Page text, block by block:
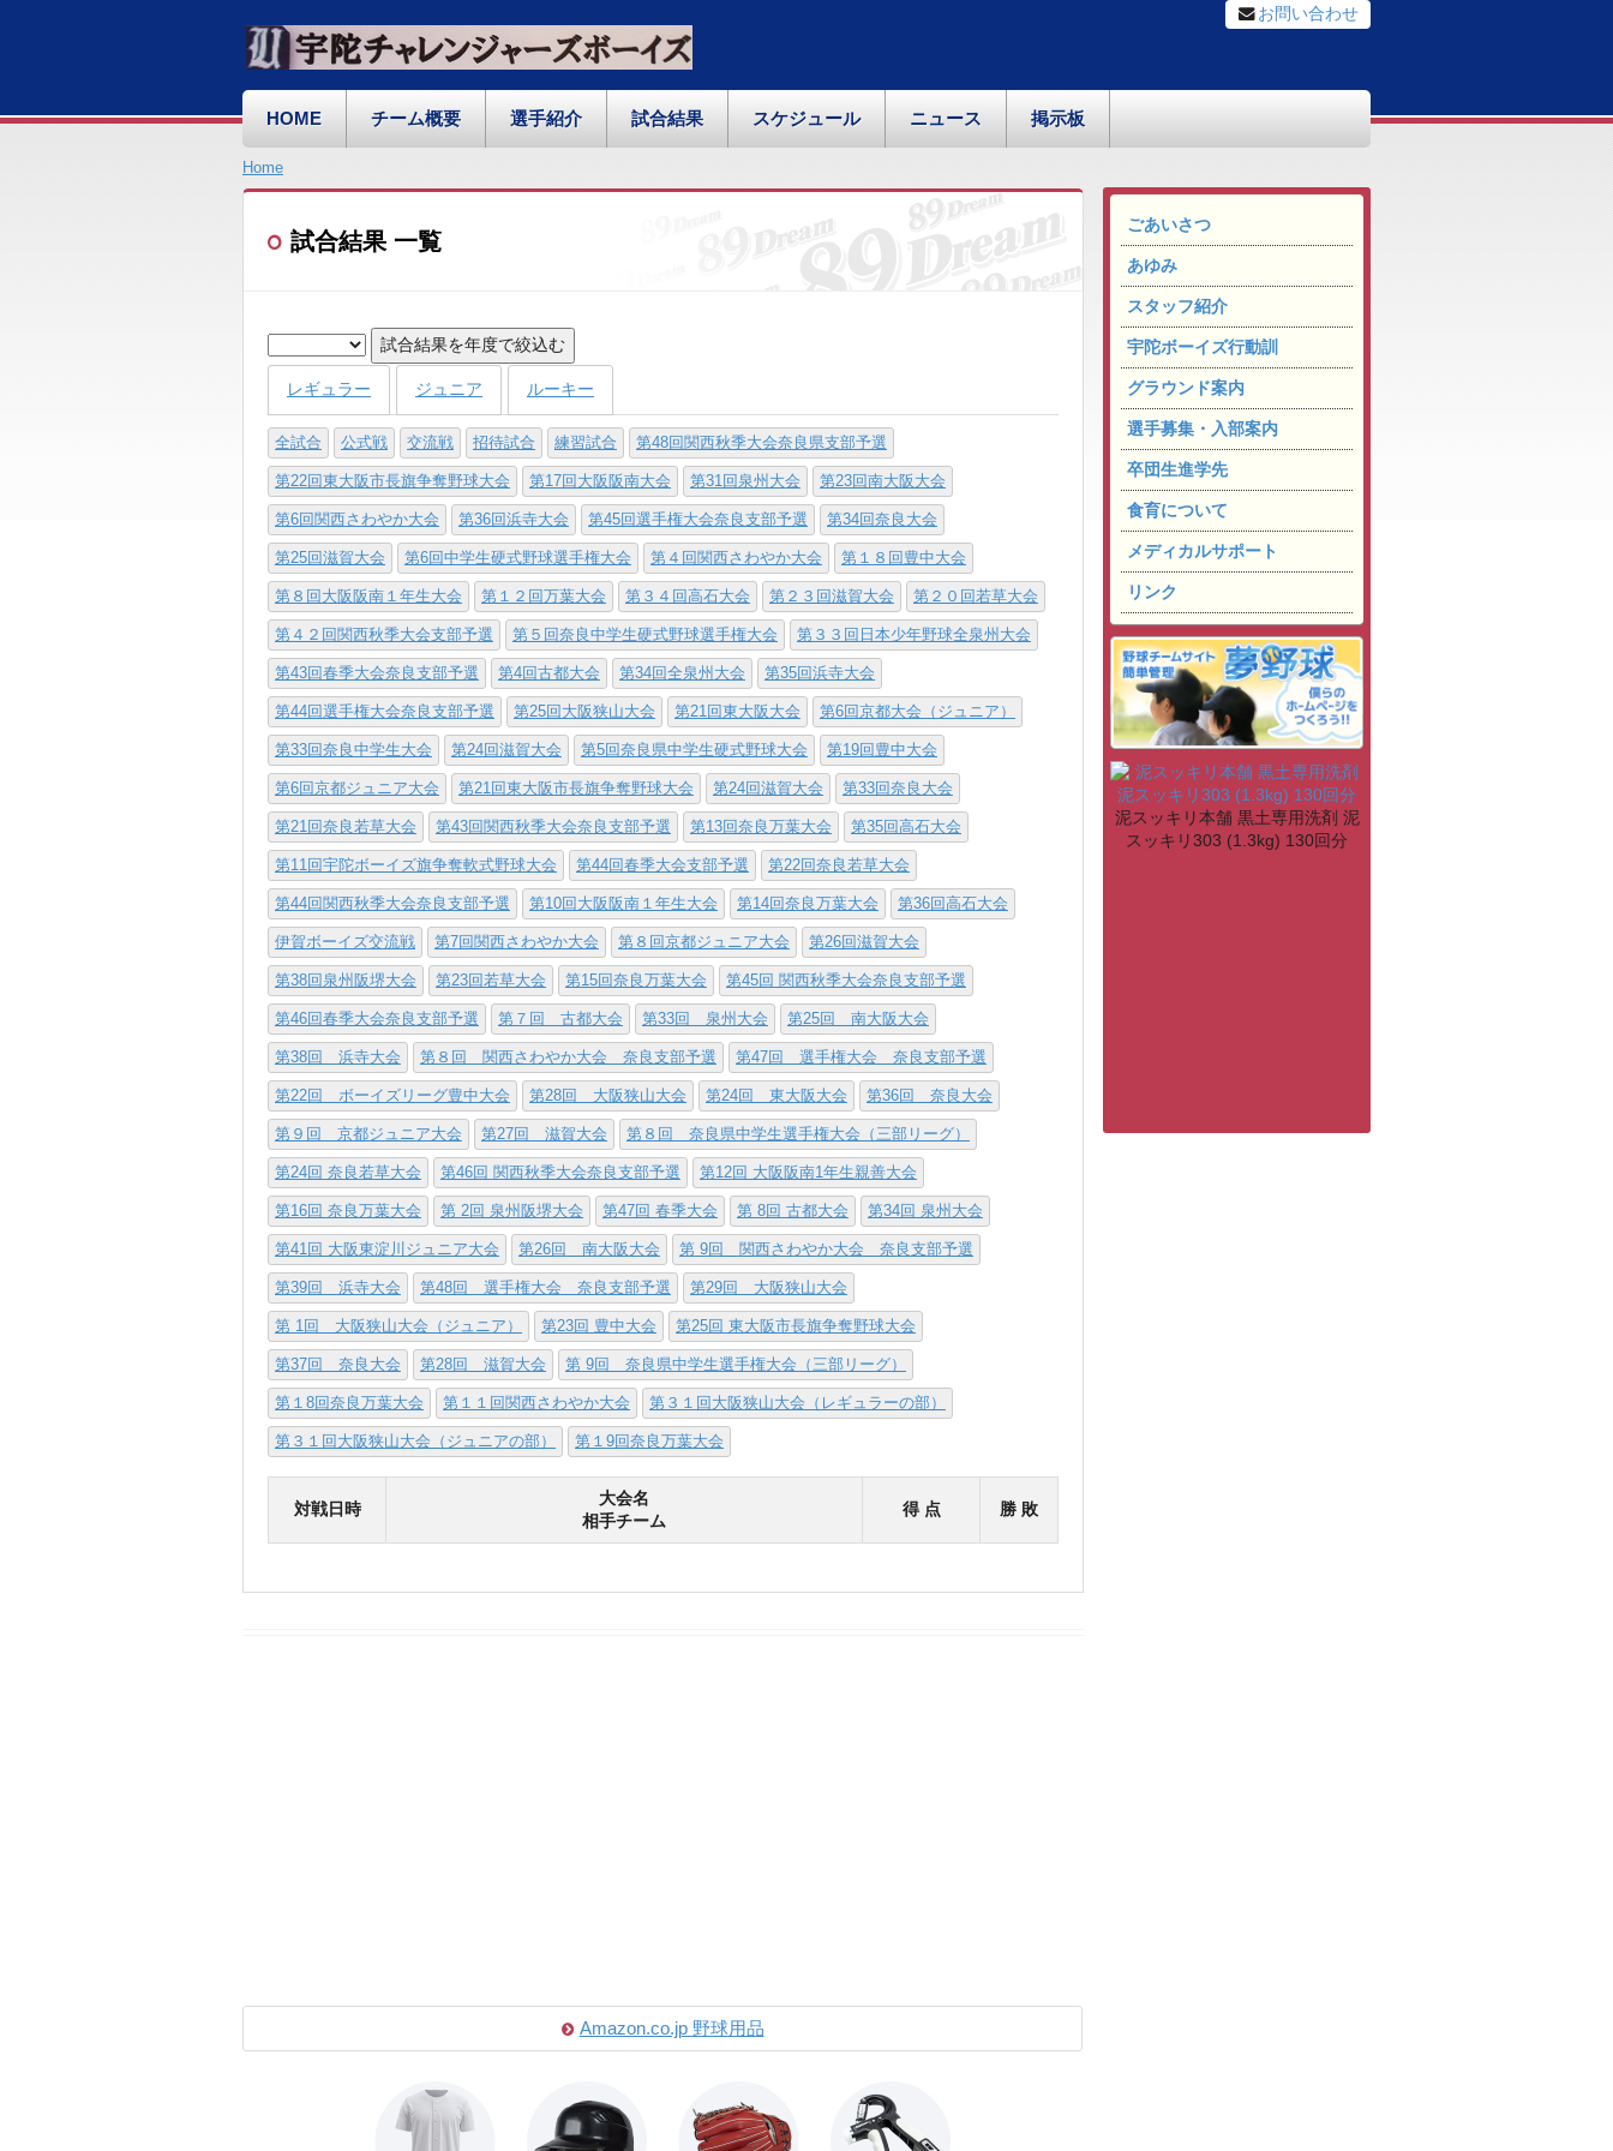
お問い合わせ
HOME チーム概要 選手紹介 試合結果 スケジュール ニュース 掲示板
ごあいさつ
あゆみ
スタッフ紹介
宇陀ボーイズ行動訓
グラウンド案内
選手募集・入部案内
卒団生進学先
食育について
メディカルサポート
リンク
泥スッキリ本舗 黒土専用洗剤 泥
スッキリ303 (1.3kg) 130回分
Home
試合結果 一覧
試合結果を年度で絞込む
レギュラー ジュニア ルーキー
全試合 公式戦 交流戦 招待試合 練習試合 第48回関西秋季大会奈良県支部予選
第22回東大阪市長旗争奪野球大会 第17回大阪阪南大会 第31回泉州大会 第23回南大阪大会
第6回関西さわやか大会 第36回浜寺大会 第45回選手権大会奈良支部予選 第34回奈良大会
第25回滋賀大会 第6回中学生硬式野球選手権大会 第４回関西さわやか大会 第１８回豊中大会
第８回大阪阪南１年生大会 第１２回万葉大会 第３４回高石大会 第２３回滋賀大会 第２０回若草大会
第４２回関西秋季大会支部予選 第５回奈良中学生硬式野球選手権大会 第３３回日本少年野球全泉州大会
第43回春季大会奈良支部予選 第4回古都大会 第34回全泉州大会 第35回浜寺大会
第44回選手権大会奈良支部予選 第25回大阪狭山大会 第21回東大阪大会 第6回京都大会（ジュニア）
第33回奈良中学生大会 第24回滋賀大会 第5回奈良県中学生硬式野球大会 第19回豊中大会
第6回京都ジュニア大会 第21回東大阪市長旗争奪野球大会 第24回滋賀大会 第33回奈良大会
第21回奈良若草大会 第43回関西秋季大会奈良支部予選 第13回奈良万葉大会 第35回高石大会
第11回宇陀ボーイズ旗争奪軟式野球大会 第44回春季大会支部予選 第22回奈良若草大会
第44回関西秋季大会奈良支部予選 第10回大阪阪南１年生大会 第14回奈良万葉大会 第36回高石大会
伊賀ボーイズ交流戦 第7回関西さわやか大会 第８回京都ジュニア大会 第26回滋賀大会
第38回泉州阪堺大会 第23回若草大会 第15回奈良万葉大会 第45回 関西秋季大会奈良支部予選
第46回春季大会奈良支部予選 第７回 古都大会 第33回 泉州大会 第25回 南大阪大会
第38回 浜寺大会 第８回 関西さわやか大会 奈良支部予選 第47回 選手権大会 奈良支部予選
第22回 ボーイズリーグ豊中大会 第28回 大阪狭山大会 第24回 東大阪大会 第36回 奈良大会
第９回 京都ジュニア大会 第27回 滋賀大会 第８回 奈良県中学生選手権大会（三部リーグ）
第24回 奈良若草大会 第46回 関西秋季大会奈良支部予選 第12回 大阪阪南1年生親善大会
第16回 奈良万葉大会 第 2回 泉州阪堺大会 第47回 春季大会 第 8回 古都大会 第34回 泉州大会
第41回 大阪東淀川ジュニア大会 第26回 南大阪大会 第 9回 関西さわやか大会 奈良支部予選
第39回 浜寺大会 第48回 選手権大会 奈良支部予選 第29回 大阪狭山大会
第 1回 大阪狭山大会（ジュニア） 第23回 豊中大会 第25回 東大阪市長旗争奪野球大会
第37回 奈良大会 第28回 滋賀大会 第 9回 奈良県中学生選手権大会（三部リーグ）
第１8回奈良万葉大会 第１１回関西さわやか大会 第３１回大阪狭山大会（レギュラーの部）
第３１回大阪狭山大会（ジュニアの部） 第１9回奈良万葉大会
対戦日時
大会名
相手チーム
得 点 勝 敗
Amazon.co.jp 野球用品